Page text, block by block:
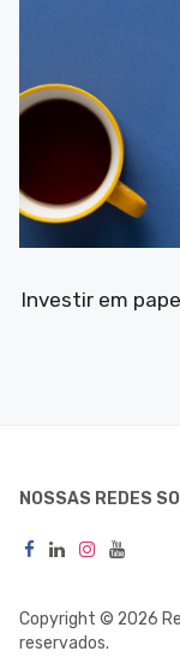
Investir em
NOSSAS REDES
Copyright © 2026
reservados.